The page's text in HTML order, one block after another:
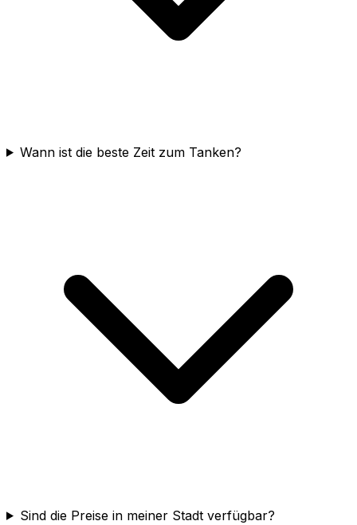
Wann ist die beste Zeit zum Tanken?
Sind die Preise in meiner Stadt verfügbar?